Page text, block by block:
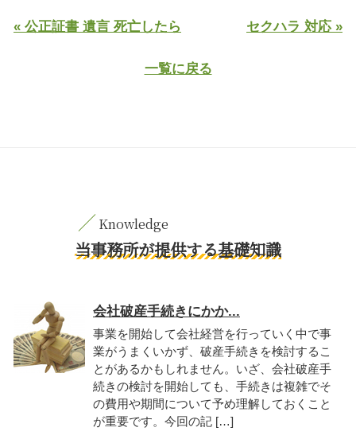
« 公正証書 遺言 死亡したら セクハラ 対応 »
一覧に戻る
当事務所が提供する基礎知識
会社破産手続きにかか...
事業を開始して会社経営を行っていく中で事
業がうまくいかず、破産手続きを検討するこ
とがあるかもしれません。いざ、会社破産手
続きの検討を開始しても、手続きは複雑でそ
の費用や期間について予め理解しておくこと
が重要です。今回の記 […]